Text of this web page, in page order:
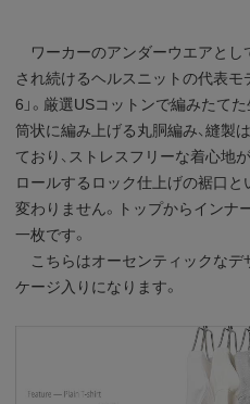
ワーカーのアンダーウエアとし
され続けるヘルスニットの代表モ
6」。厳選USコットンで編みたて
筒状に編み上げる丸胴編み、縫製
ており、ストレスフリーな着心地
ロールするロック仕上げの裾口
変わりません。トップからインナ
一枚です。
こちらはオーセンティックなデ
ケージ入りになります。